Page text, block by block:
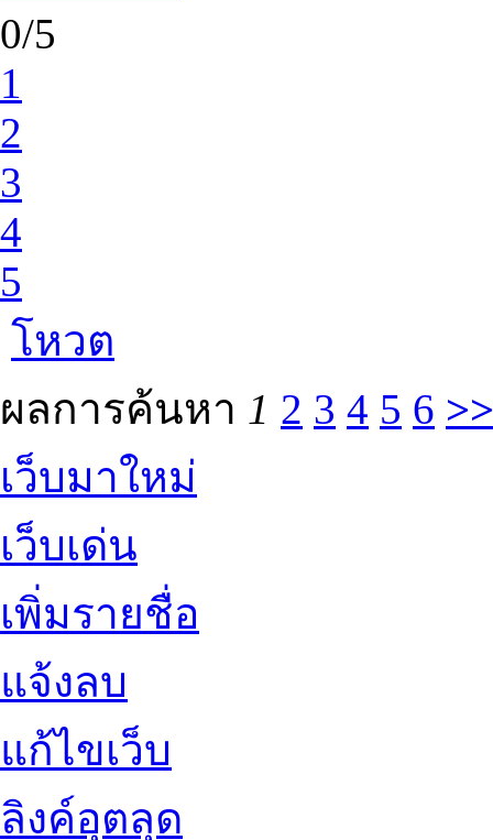
0/5
1
2
3
4
5
โหวต
ผลการค้นหา 1 2 3 4 5 6
เว็บมาใหม่
เว็บเด่น
เพิ่มรายชื่อ
แจ้งลบ
แก้ไขเว็บ
ลิงค์อุตลุด